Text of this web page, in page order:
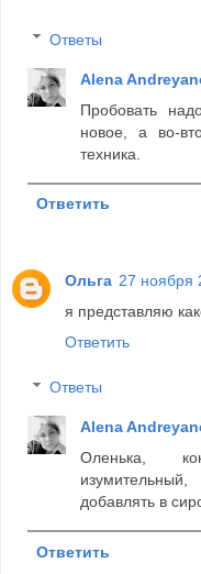
Ответы
Alena
Пробовать
новое, а во-
техника.
Ответить
Ольга 27 ноября
я представляю
Ответить
Ответы
Alena
Оленька,
добавлять в
Ответить